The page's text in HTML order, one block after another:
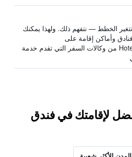
الخطط — نتفهم ذلك. ولهذا يمكنك
وأماكن إقامة على
HotelsCombined من وكالات السفر التي تقدم خدمة
لإقامتك في فندق